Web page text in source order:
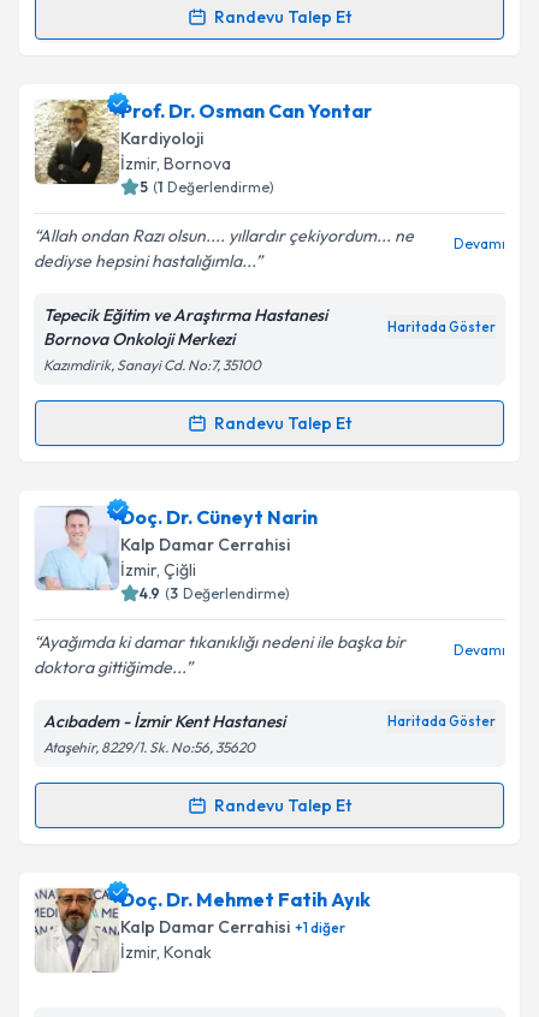
Takvim Talebini Gönder
Randevu Talep Et
Randevu Takvimi Talebi
Prof. Dr. Şahin Bozokiçin randevu takvimi talebi
oluşturun. Size bu uzmandan randevu almanız için bir
takvim hazırlandığında e-posta ile bilgilendireceğiz.
Kişisel verilerimin işlenmesine ilişkin
Aydınlatma
Metni'ni okudum ve kişisel verilerimin belirtilen
kapsamda işlenmesini kabul ediyorum.
Takvim Talebini Gönder
Prof. Dr. Osman Can Yontar
Kardiyoloji
İzmir, Bornova
5 (1 Değerlendirme)
Allah ondan Razı olsun.... yıllardır çekiyordum... ne
dediyse hepsini hastalığımla...
Devamı
Tepecik Eğitim ve Araştırma Hastanesi
Bornova Onkoloji Merkezi
Haritada Göster
Kazımdirik, Sanayi Cd. No:7, 35100
Randevu Talep Et
Randevu Takvimi Talebi
Prof. Dr. Osman Can Yontariçin randevu takvimi
talebi oluşturun. Size bu uzmandan randevu almanız
için bir takvim hazırlandığında e-posta ile
bilgilendireceğiz.
E-posta Adresiniz
Kişisel verilerimin işlenmesine ilişkin
Metni'ni okudum ve kişisel verilerimin belirtilen
kapsamda işlenmesini kabul ediyorum.
Doç. Dr. Cüneyt Narin
Kalp Damar Cerrahisi
İzmir, Çiğli
4.9 (3 Değerlendirme)
Ayağımda ki damar tıkanıklığı nedeni ile başka bir
doktora gittiğimde...
Devamı
Acıbadem - İzmir Kent Hastanesi Haritada Göster
Ataşehir, 8229/1. Sk. No:56, 35620
Randevu Talep Et
Randevu Takvimi Talebi
Doç. Dr. Cüneyt Nariniçin randevu takvimi talebi
oluşturun. Size bu uzmandan randevu almanız için bir
takvim hazırlandığında e-posta ile bilgilendireceğiz.
Doç. Dr. Mehmet Fatih Ayık
Kalp Damar Cerrahisi +1diğer
İzmir, Konak